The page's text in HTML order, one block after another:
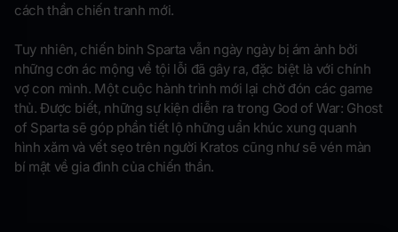
cách thần chiến tranh mới.
Tuy nhiên, chiến binh Sparta vẫn ngày ngày bị ám ảnh bởi
những cơn ác mộng về tội lỗi đã gây ra, đặc biệt là với chính
vợ con mình. Một cuộc hành trình mới lại chờ đón các game
thủ. Được biết, những sự kiện diễn ra trong God of War: Ghost
of Sparta sẽ góp phần tiết lộ những uẩn khúc xung quanh
hình xăm và vết sẹo trên người Kratos cũng như sẽ vén màn
bí mật về gia đình của chiến thần.